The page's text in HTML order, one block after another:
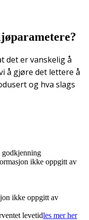
det er vanskelig å
å gjøre det lettere å
og hva slags
godkjenning
ikke oppgitt av
ikke oppgitt av
levetidles mer her